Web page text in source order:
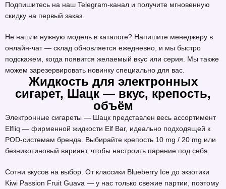
Подпишитесь на наш Telegram-канал и получите мгновенную
скидку на первый заказ.
Не нашли нужную модель в каталоге? Напишите менеджеру в
онлайн-чат — склад обновляется ежедневно, и мы быстро
подскажем, когда появится желаемый вкус или серия. Мы также
можем зарезервировать новинку специально для вас.
Жидкость для электронных
сигарет, Шацк — вкус, крепость,
объём
Электронные сигареты — Шацк представлен весь ассортимент
Elfliq — фирменной жидкости Elf Bar, идеально подходящей к
POD-системам бренда. Выбирайте крепость 10 mg / 20 mg или
безникотиновый вариант, чтобы настроить парение под себя.
Сотни вкусов на выбор. От классики Blueberry Ice до экзотики
Kiwi Passion Fruit Guava — у нас только свежие партии, поэтому